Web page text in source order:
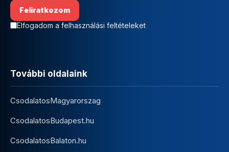
Elfogadom a felhasználási feltételeket
További oldalaink
CsodalatosMagyarorszag
CsodalatosBudapest.hu
CsodalatosBalaton.hu